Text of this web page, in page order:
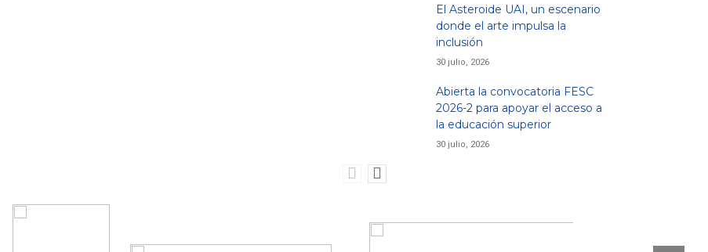
El Asteroide UAI, un escenario
donde el arte impulsa la
inclusión
30 julio, 2026
Abierta la convocatoria FESC
2026-2 para apoyar el acceso a
la educación superior
30 julio, 2026